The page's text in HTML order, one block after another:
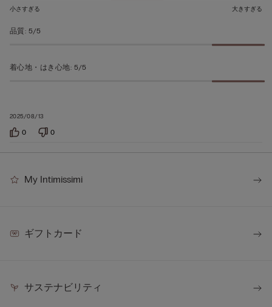
5
評
2025/08/13
小さすぎる 大きすぎる
品質: 5/5
着心地・はき心地: 5/5
0 0
My Intimissimi
ギフトカード
サステナビリティ